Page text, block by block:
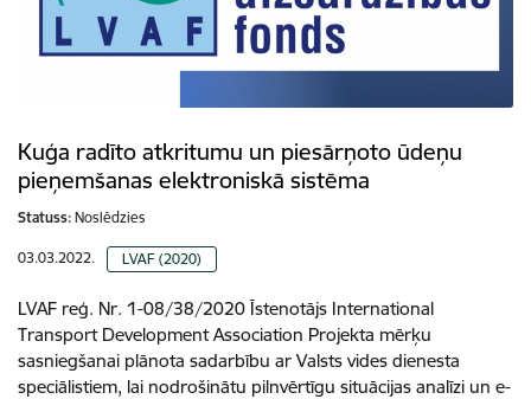
Kuģa radīto atkritumu un piesārņoto ūdeņu
pieņemšanas elektroniskā sistēma
Statuss: Noslēdzies
03.03.2022. LVAF (2020)
LVAF reģ. Nr. 1-08/38/2020 Īstenotājs International
Transport Development Association Projekta mērķu
sasniegšanai plānota sadarbību ar Valsts vides dienesta
speciālistiem, lai nodrošinātu pilnvērtīgu situācijas analīzi un e-